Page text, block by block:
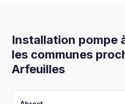
Installation pompe
les communes
Arfeuilles